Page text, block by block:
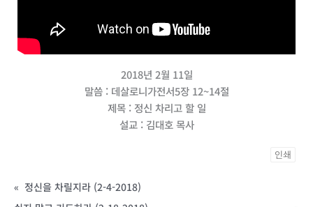
2018년 2월 11일
말씀 : 데살로니가전서5장 12~14절
제목 : 정신 차리고 할 일
설교 : 김대호 목사
인쇄
« 정신을 차릴지라 (2-4-2018)